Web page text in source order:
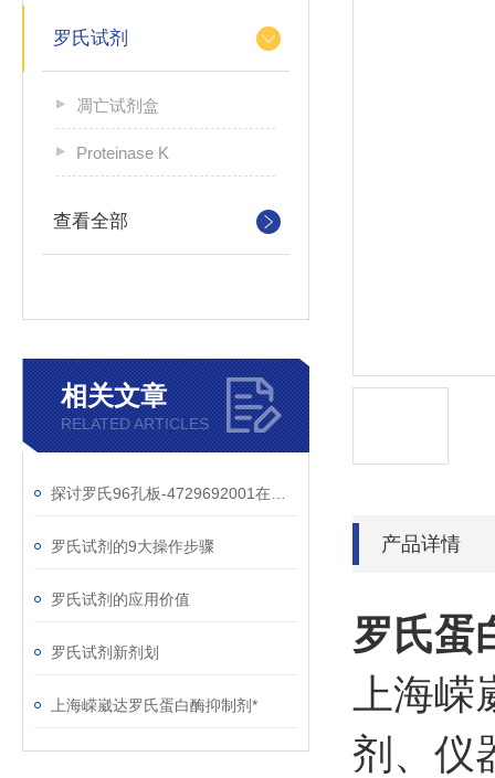
罗氏试剂
凋亡试剂盒
Proteinase K
查看全部
相关文章
RELATED ARTICLES
罗氏试剂的9大操作步骤
罗氏试剂的应用价值
罗氏试剂新剂划
上海嵘崴达罗氏蛋白酶抑制剂*
产品详情
罗氏蛋
上海
剂、仪